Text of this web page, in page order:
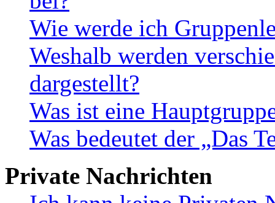
Wie werde ich
Weshalb werden
dargestellt?
Was ist eine
Was bedeutet der „Das
Private Nachrichten